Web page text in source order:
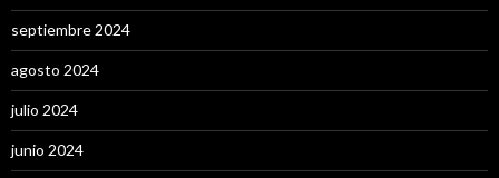
septiembre 2024
agosto 2024
julio 2024
junio 2024